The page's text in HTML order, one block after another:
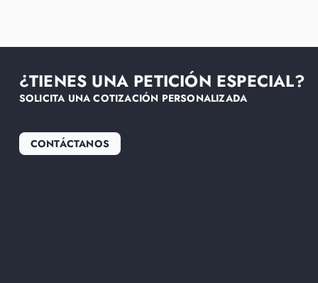
¿TIENES UNA PETICIÓN ESPECIAL?
SOLICITA UNA COTIZACIÓN PERSONALIZADA
CONTÁCTANOS